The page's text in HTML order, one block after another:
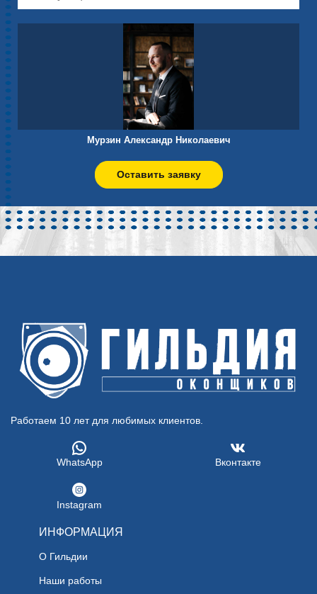
Мурзин Александр Николаевич
Оставить заявку
Работаем 10 лет для любимых клиентов.
WhatsApp Вконтакте
Instagram
ИНФОРМАЦИЯ
О Гильдии
Наши работы